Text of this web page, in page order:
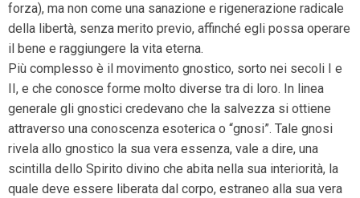
forza), ma non come una sanazione e rigenerazione radicale
della libertà, senza merito previo, affinché egli possa operare
il bene e raggiungere la vita eterna.
Più complesso è il movimento gnostico, sorto nei secoli I e
II, e che conosce forme molto diverse tra di loro. In linea
generale gli gnostici credevano che la salvezza si ottiene
attraverso una conoscenza esoterica o “gnosi”. Tale gnosi
rivela allo gnostico la sua vera essenza, vale a dire, una
scintilla dello Spirito divino che abita nella sua interiorità, la
quale deve essere liberata dal corpo, estraneo alla sua vera